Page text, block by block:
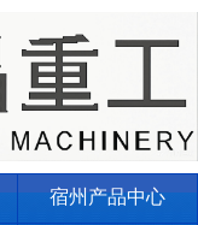
宿州产品中心